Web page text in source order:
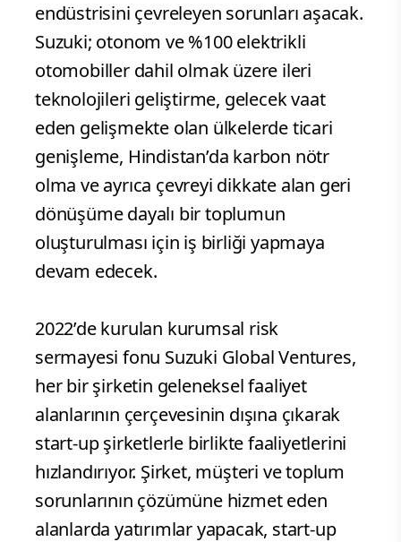
endüstrisini çevreleyen sorunları aşacak.
Suzuki; otonom ve %100 elektrikli
otomobiller dahil olmak üzere ileri
teknolojileri geliştirme, gelecek vaat
eden gelişmekte olan ülkelerde ticari
genişleme, Hindistan’da karbon nötr
olma ve ayrıca çevreyi dikkate alan geri
dönüşüme dayalı bir toplumun
oluşturulması için iş birliği yapmaya
devam edecek.
2022’de kurulan kurumsal risk
sermayesi fonu Suzuki Global Ventures,
her bir şirketin geleneksel faaliyet
alanlarının çerçevesinin dışına çıkarak
start-up şirketlerle birlikte faaliyetlerini
hızlandırıyor. Şirket, müşteri ve toplum
sorunlarının çözümüne hizmet eden
alanlarda yatırımlar yapacak, start-up